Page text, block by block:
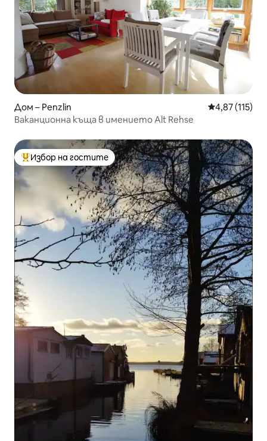
Дом – Penzlin Средна
4,87 (115)
Ваканционна къща в имението Alt Rehse
Най-популярен избор на гостите
Избор на гостите